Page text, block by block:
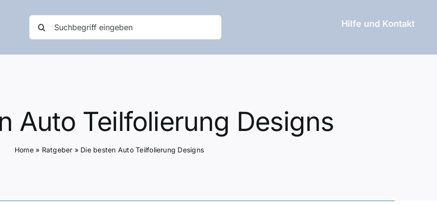
nach:
Hilfe und Kontakt
Auto Teilfolierung Designs
Home» Ratgeber » Die besten Auto Teilfolierung Designs